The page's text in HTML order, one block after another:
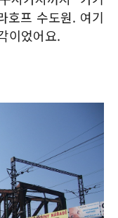
호프 수도원. 여기
이었어요.